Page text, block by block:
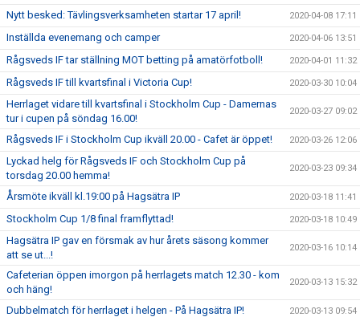
Nytt besked: Tävlingsverksamheten startar 17 april! 2020-04-08 17:11
Inställda evenemang och camper 2020-04-06 13:51
Rågsveds IF tar ställning MOT betting på amatörfotboll! 2020-04-01 11:32
Rågsveds IF till kvartsfinal i Victoria Cup! 2020-03-30 10:04
Herrlaget vidare till kvartsfinal i Stockholm Cup - Damernas
tur i cupen på söndag 16.00!
2020-03-27 09:02
Rågsveds IF i Stockholm Cup ikväll 20.00 - Cafet är öppet! 2020-03-26 12:06
Lyckad helg för Rågsveds IF och Stockholm Cup på
torsdag 20.00 hemma!
2020-03-23 09:34
Årsmöte ikväll kl.19:00 på Hagsätra IP 2020-03-18 11:41
Stockholm Cup 1/8 final framflyttad! 2020-03-18 10:49
Hagsätra IP gav en försmak av hur årets säsong kommer
att se ut...!
2020-03-16 10:14
Cafeterian öppen imorgon på herrlagets match 12.30 - kom
och häng!
2020-03-13 15:32
Dubbelmatch för herrlaget i helgen - På Hagsätra IP! 2020-03-13 09:54